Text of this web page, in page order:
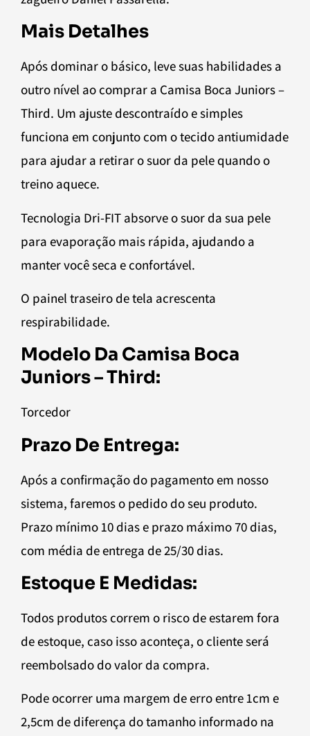
Mais Detalhes
Após dominar o básico, leve suas habilidades a
outro nível ao comprar a Camisa Boca Juniors –
Third. Um ajuste descontraído e simples
funciona em conjunto com o tecido antiumidade
para ajudar a retirar o suor da pele quando o
treino aquece.
Tecnologia Dri-FIT absorve o suor da sua pele
para evaporação mais rápida, ajudando a
manter você seca e confortável.
O painel traseiro de tela acrescenta
respirabilidade.
Modelo Da Camisa Boca
Juniors – Third:
Torcedor
Prazo De Entrega:
Após a confirmação do pagamento em nosso
sistema, faremos o pedido do seu produto.
Prazo mínimo 10 dias e prazo máximo 70 dias,
com média de entrega de 25/30 dias.
Estoque E Medidas:
Todos produtos correm o risco de estarem fora
de estoque, caso isso aconteça, o cliente será
reembolsado do valor da compra.
Pode ocorrer uma margem de erro entre 1cm e
2,5cm de diferença do tamanho informado na